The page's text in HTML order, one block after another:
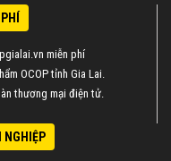
miễn phí
OCOP tỉnh Gia Lai.
thương mại điện tử.
NGHIỆP